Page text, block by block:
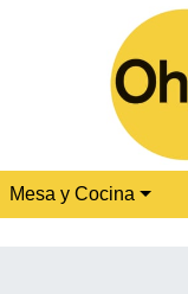
Mesa y Cocina